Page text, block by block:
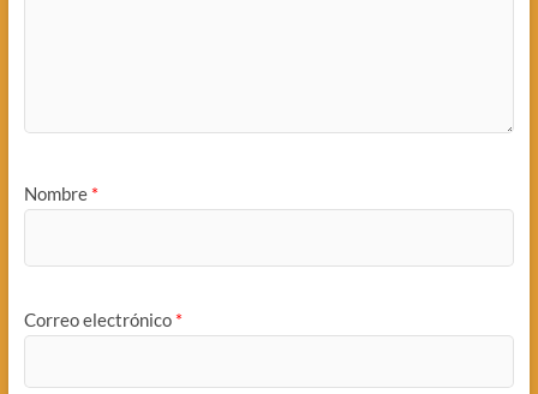
Nombre *
Correo electrónico *